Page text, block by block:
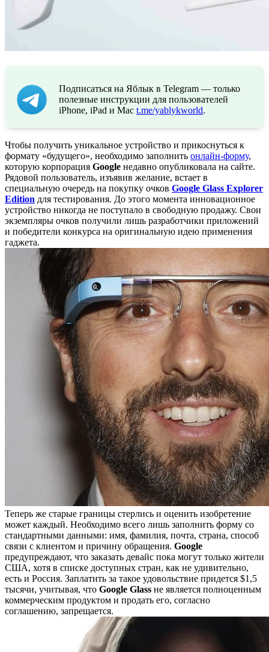
Подписаться на Яблык в Telegram — только
полезные инструкции для пользователей
iPhone, iPad и Mac t.me/yablykworld.
Чтобы получить уникальное устройство и прикоснуться к
формату «будущего», необходимо заполнить онлайн-форму,
которую корпорация Google недавно опубликовала на сайте.
Рядовой пользователь, изъявив желание, встает в
специальную очередь на покупку очков Google Glass Explorer
Edition для тестирования. До этого момента инновационное
устройство никогда не поступало в свободную продажу. Свои
экземпляры очков получили лишь разработчики приложений
и победители конкурса на оригинальную идею применения
гаджета.
Теперь же старые границы стерлись и оценить изобретение
может каждый. Необходимо всего лишь заполнить форму со
стандартными данными: имя, фамилия, почта, страна, способ
связи с клиентом и причину обращения. Google
предупреждают, что заказать девайс пока могут только жители
США, хотя в списке доступных стран, как не удивительно,
есть и Россия. Заплатить за такое удовольствие придется $1,5
тысячи, учитывая, что Google Glass не является полноценным
коммерческим продуктом и продать его, согласно
соглашению, запрещается.